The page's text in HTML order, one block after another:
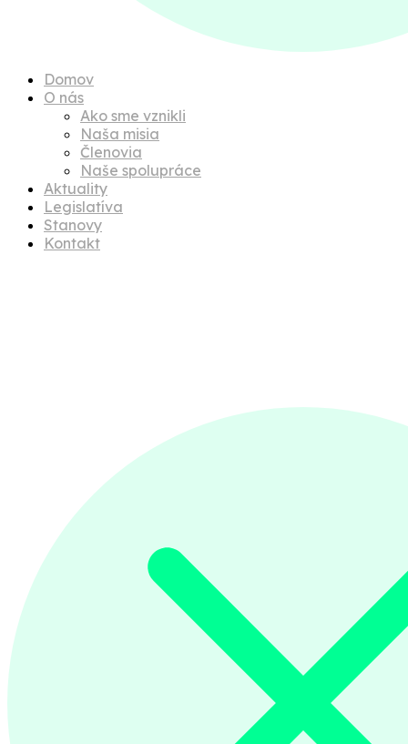
Domov
O nás
Ako sme vznikli
Naša misia
Členovia
Naše spolupráce
Aktuality
Legislatíva
Stanovy
Kontakt